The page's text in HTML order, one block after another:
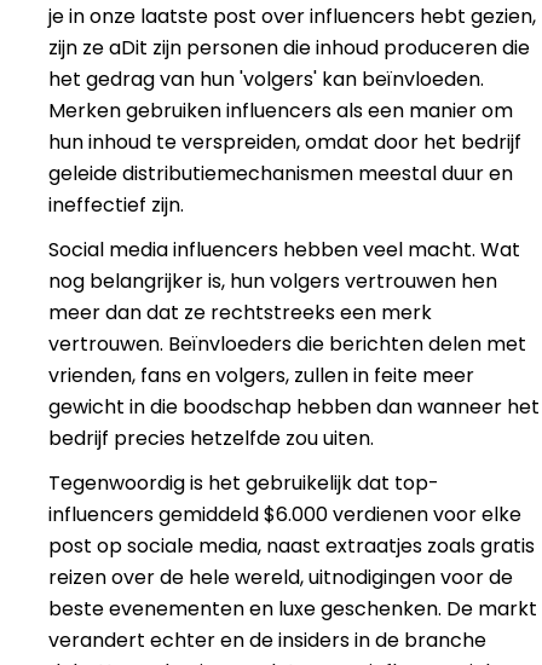
je in onze laatste post over influencers hebt gezien,
zijn ze aDit zijn personen die inhoud produceren die
het gedrag van hun 'volgers' kan beïnvloeden.
Merken gebruiken influencers als een manier om
hun inhoud te verspreiden, omdat door het bedrijf
geleide distributiemechanismen meestal duur en
ineffectief zijn.
Social media influencers hebben veel macht. Wat
nog belangrijker is, hun volgers vertrouwen hen
meer dan dat ze rechtstreeks een merk
vertrouwen. Beïnvloeders die berichten delen met
vrienden, fans en volgers, zullen in feite meer
gewicht in die boodschap hebben dan wanneer het
bedrijf precies hetzelfde zou uiten.
Tegenwoordig is het gebruikelijk dat top-
influencers gemiddeld $6.000 verdienen voor elke
post op sociale media, naast extraatjes zoals gratis
reizen over de hele wereld, uitnodigingen voor de
beste evenementen en luxe geschenken. De markt
verandert echter en de insiders in de branche